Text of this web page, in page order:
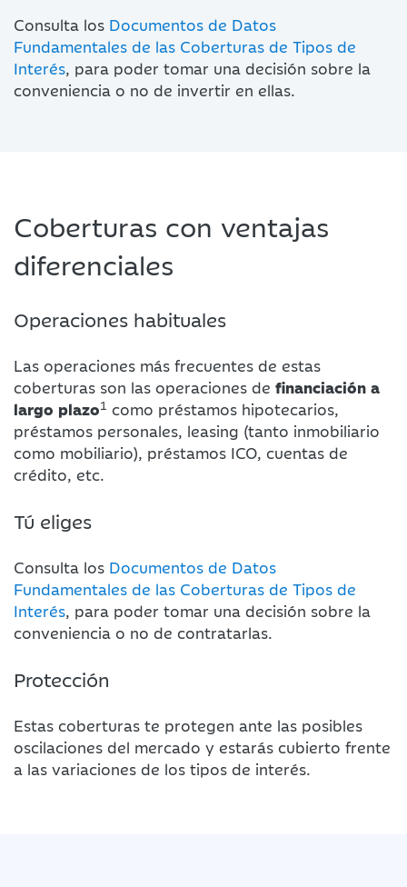
Consulta los Documentos de Datos
Fundamentales de las Coberturas de Tipos de
Interés, para poder tomar una decisión sobre la
conveniencia o no de invertir en ellas.
Coberturas con ventajas
diferenciales
Operaciones habituales
Las operaciones más frecuentes de estas
coberturas son las operaciones de financiación a
largo plazo1 como préstamos hipotecarios,
préstamos personales, leasing (tanto inmobiliario
como mobiliario), préstamos ICO, cuentas de
crédito, etc.
Tú eliges
Consulta los Documentos de Datos
Fundamentales de las Coberturas de Tipos de
Interés, para poder tomar una decisión sobre la
conveniencia o no de contratarlas.
Protección
Estas coberturas te protegen ante las posibles
oscilaciones del mercado y estarás cubierto frente
a las variaciones de los tipos de interés.